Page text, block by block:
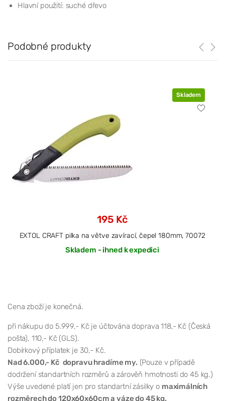
Hlavní použití: suché dřevo
Podobné produkty
Skladem
195 Kč
EXTOL CRAFT pilka na větve zavírací, čepel 180mm, 70072
Skladem - ihned k expedici
Cena zboží je konečná.
při nákupu do 5.999,- Kč je účtována doprava 118,- Kč (Česká
pošta), 110,- Kč (GLS).
Dobírkový příplatek je 30,- Kč.
Nad 6.000,- Kč dopravu hradíme my. (Pouze v případě
dodržení standartních rozměrů a zárověň hmotnosti do 45 kg.)
Výše uvedené platí jen pro standartní zásilky o maximálních
rozměrech do 120x60x60cm a váze do 45 kg.